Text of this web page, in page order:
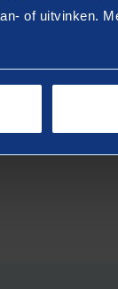
of uitvinken.
ook niet
komt wel tot
je hun